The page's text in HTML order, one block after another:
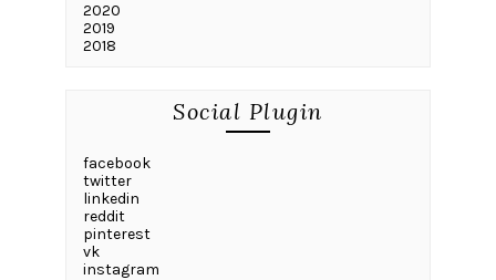
2020
2019
2018
Social Plugin
facebook
twitter
linkedin
reddit
pinterest
vk
instagram